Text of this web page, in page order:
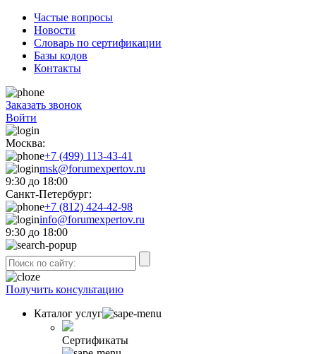
Частые вопросы
Новости
Словарь по сертификации
Базы кодов
Контакты
Заказать звонок
Войти
Москва:
+7 (499) 113-43-41
msk@forumexpertov.ru
9:30 до 18:00
Санкт-Петербург:
+7 (812) 424-42-98
info@forumexpertov.ru
9:30 до 18:00
Получить консультацию
Каталог услуг
Сертификаты